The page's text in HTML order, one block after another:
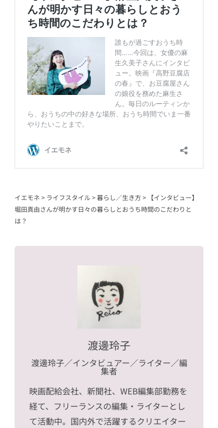
イエモネ > ライフスタイル>暮らし／生き方> 【インタビュー】
堀田真由さんが明かす日々の暮らしとおうち時間のこだわりと
は？
渡邊玲子
渡邊玲子／インタビュアー／ライター／編
集者
映画配給会社、新聞社、WEB編集部勤務を
経て、フリーランスの編集・ライターとし
て活動中。国内外で活躍するクリエイター